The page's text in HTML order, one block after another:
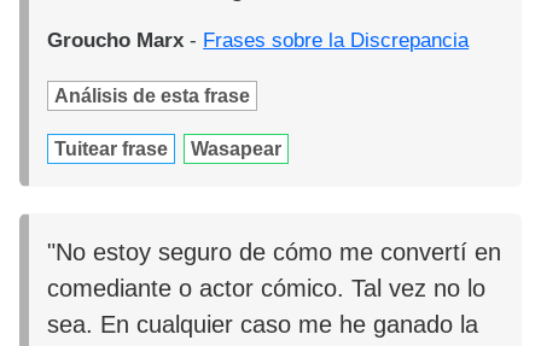
Groucho Marx - Frases sobre la Discrepancia
Análisis de esta frase
Tuitear frase Wasapear
"No estoy seguro de cómo me convertí en
comediante o actor cómico. Tal vez no lo
sea. En cualquier caso me he ganado la